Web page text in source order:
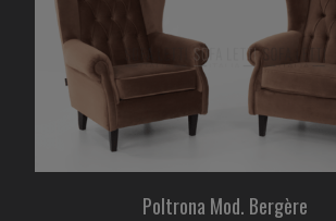
Poltrona Mod. Bergère